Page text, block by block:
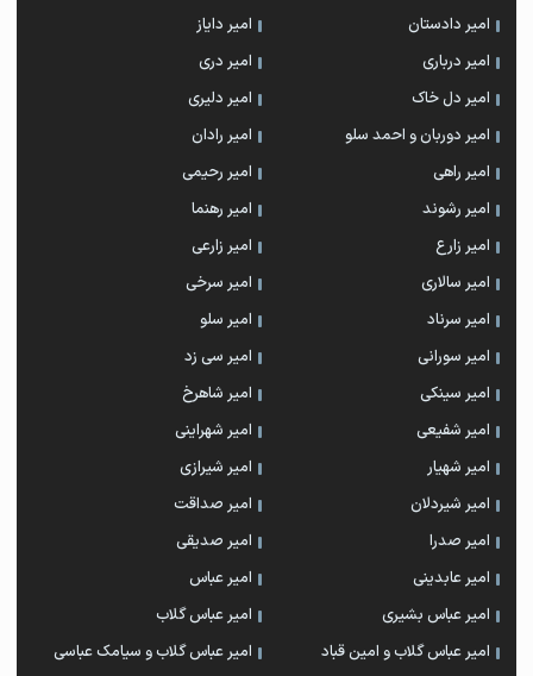
امیر دادستان
امیر دایاز
امیر درباری
امیر دری
امیر دل خاک
امیر دلیری
امیر دوربان و احمد سلو
امیر رادان
امیر راهی
امیر رحیمی
امیر رشوند
امیر رهنما
امیر زارع
امیر زارعی
امیر سالاری
امیر سرخی
امیر سرناد
امیر سلو
امیر سورانی
امیر سی زد
امیر سینکی
امیر شاهرخ
امیر شفیعی
امیر شهراینی
امیر شهیار
امیر شیرازی
امیر شیردلان
امیر صداقت
امیر صدرا
امیر صدیقی
امیر عابدینی
امیر عباس
امیر عباس بشیری
امیر عباس گلاب
امیر عباس گلاب و امین قباد
امیر عباس گلاب و سیامک عباسی